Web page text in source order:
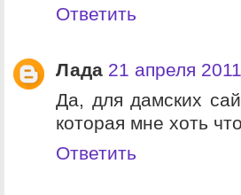
Ответить
Лада 21 апреля
Да, для дамских
которая мне хоть
Ответить